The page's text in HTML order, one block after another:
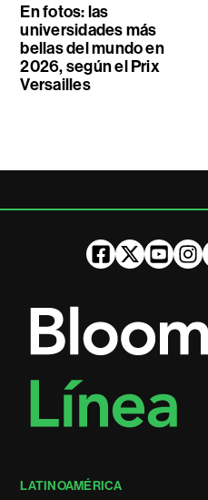
En fotos: las
universidades más
bellas del mundo en
2026, según el Prix
Versailles
LATINOAMÉRICA